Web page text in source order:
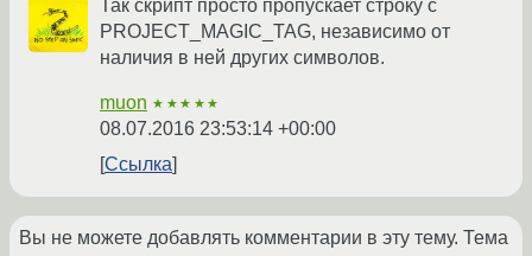
Так скрипт просто пропускает строку с
PROJECT_MAGIC_TAG, независимо от
наличия в ней других символов.
muon ★★★★★
08.07.2016 23:53:14 +00:00
Ссылка
Вы не можете добавлять комментарии в эту тему. Тема